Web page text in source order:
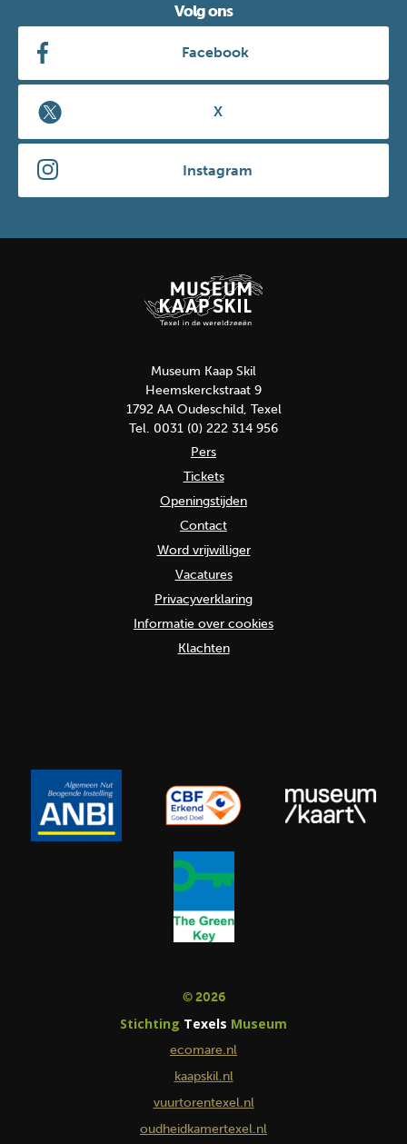
Volg ons
Facebook
X
Instagram
Museum Kaap Skil
Heemskerckstraat 9
1792 AA Oudeschild, Texel
Tel. 0031 (0) 222 314 956
Pers
Tickets
Openingstijden
Contact
Word vrijwilliger
Vacatures
Privacyverklaring
Informatie over cookies
Klachten
© 2026
Stichting Texels Museum
ecomare.nl
kaapskil.nl
vuurtorentexel.nl
oudheidkamertexel.nl